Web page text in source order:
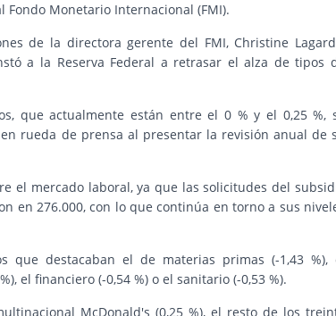
Monetario Internacional (FMI).
de la directora gerente del FMI, Christine
a la Reserva Federal a retrasar el alza de tipos
que actualmente están entre el 0 % y el 0,25 %,
rueda de prensa al presentar la revisión anual de
el mercado laboral, ya que las solicitudes del
en 276.000, con lo que continúa en torno a sus
que destacaban el de materias primas (-1,43 %),
el financiero (-0,54 %) o el sanitario (-0,53 %).
McDonald's (0,25 %), el resto de los